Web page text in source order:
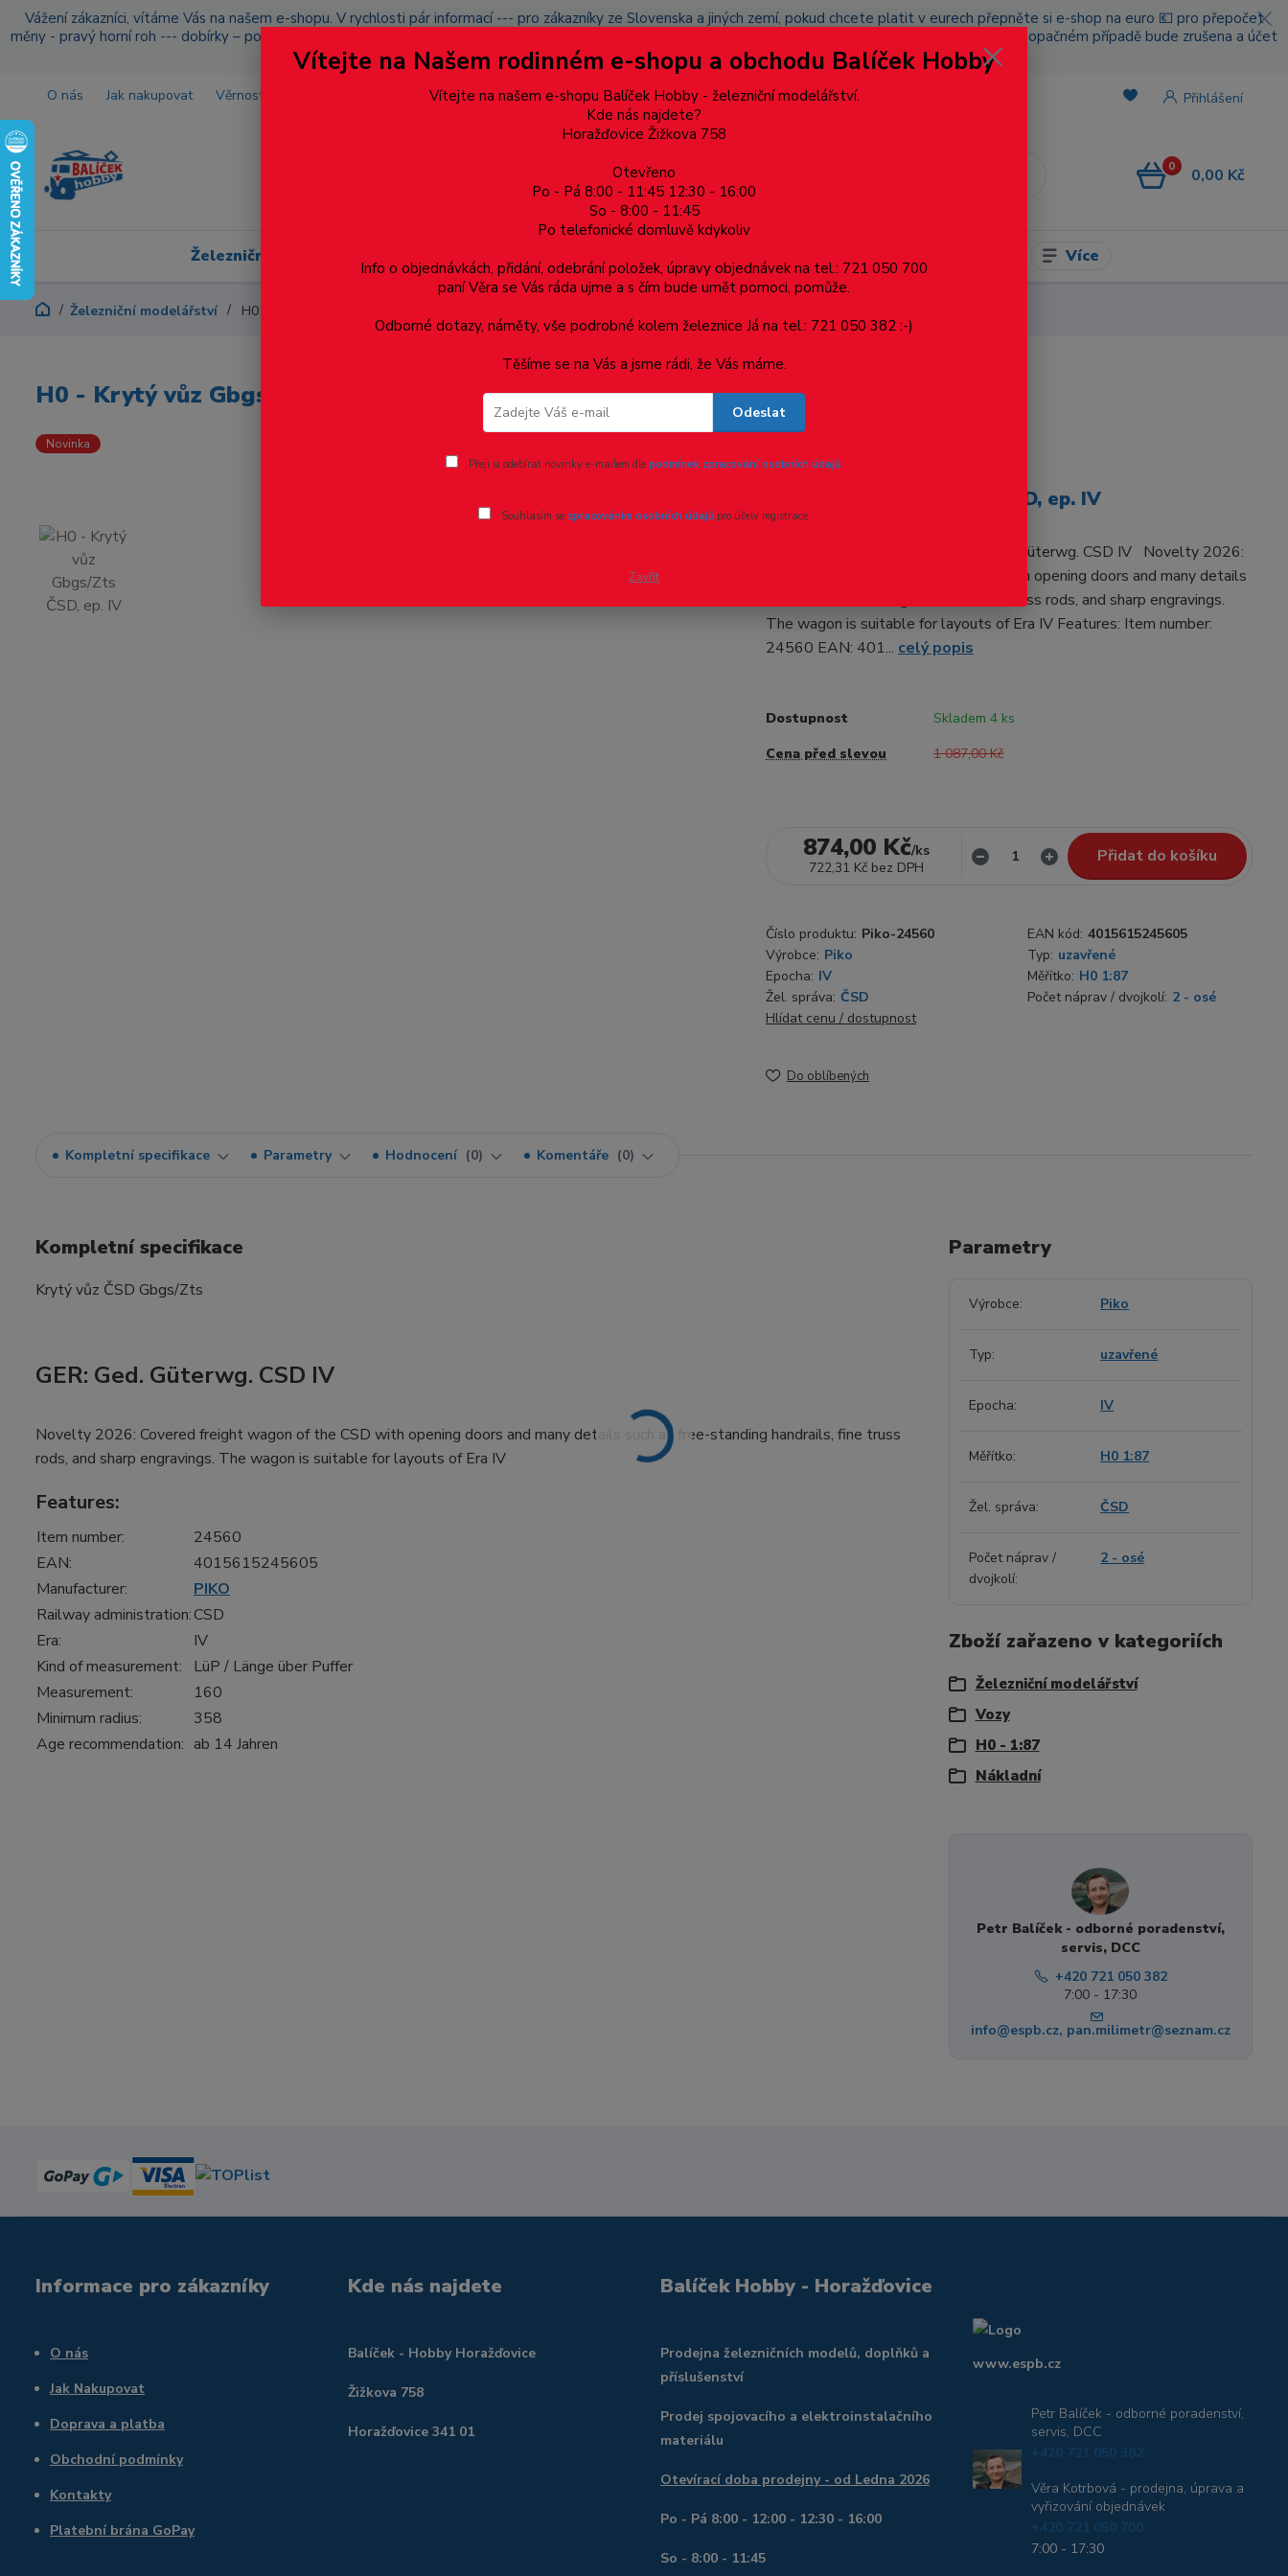
Vážení zákazníci, vítáme Vás na našem e-shopu. V rychlosti pár informací --- pro zákazníky ze Slovenska a jiných zemí, pokud chcete platit v eurech přepněte si e-shop na euro 💶 pro přepočet
měny - pravý horní roh --- dobírky – pokud si z nějakého důvodu zásilku nevyzvednete, bude po domluvě zaslána znovu s opětovnou platbou za poštovné, v opačném případě bude zrušena a účet
přidán na blacklist a rušeny následující objednávky.
O nás Jak nakupovat Věrnostní program Doprava a platba Více Přihlášení
0 0,00 Kč
Železniční modelářství Dárkové poukazy, upomínkové předměty Více
Železniční modelářství H0 - Krytý vůz Gbgs/Zts ČSD, ep. IV
H0 - Krytý vůz Gbgs/Zts ČSD, ep. IV
Novinka
- 20 %
H0 - Krytý vůz Gbgs/Zts ČSD, ep. IV
Krytý vůz ČSD Gbgs/Zts GER: Ged. Güterwg. CSD IV Novelty 2026:
Covered freight wagon of the CSD with opening doors and many details
such as free-standing handrails, fine truss rods, and sharp engravings.
The wagon is suitable for layouts of Era IV Features: Item number:
24560 EAN: 401... celý popis
Dostupnost
Skladem 4 ks
Cena před slevou
1 087,00 Kč
874,00 Kč/ks
722,31 Kč bez DPH
Přidat do košíku
Číslo produktu: Piko-24560 EAN kód: 4015615245605
Výrobce: Piko Typ: uzavřené
Epocha: IV Měřítko: H0 1:87
Žel. správa: ČSD Počet náprav / dvojkolí: 2 - osé
Hlídat cenu / dostupnost
Do oblíbených
Kompletní specifikace Parametry Hodnocení 0 Komentáře 0
Kompletní specifikace
Krytý vůz ČSD Gbgs/Zts
GER: Ged. Güterwg. CSD IV
Novelty 2026: Covered freight wagon of the CSD with opening doors and many details such as free-standing handrails, fine truss
rods, and sharp engravings. The wagon is suitable for layouts of Era IV
Features:
Item number:
24560
EAN:
4015615245605
Manufacturer:
PIKO
Railway administration:CSD
Era:
IV
Kind of measurement:
LüP / Länge über Puffer
Measurement:
160
Minimum radius:
358
Age recommendation: ab 14 Jahren
Parametry
Výrobce Piko
Typ uzavřené
Epocha IV
Měřítko H0 1:87
Žel. správa ČSD
Počet náprav /
dvojkolí
2 - osé
Zboží zařazeno v kategoriích
Železniční modelářství
Vozy
H0 - 1:87
Nákladní
Petr Balíček - odborné poradenství,
servis, DCC
+420 721 050 382
7:00 - 17:30
info@espb.cz, pan.milimetr@seznam.cz
Informace pro zákazníky
O nás
Jak Nakupovat
Doprava a platba
Obchodní podmínky
Kontakty
Platební brána GoPay
Kde nás najdete
Balíček - Hobby Horažďovice
Žižkova 758
Horažďovice 341 01
Balíček Hobby - Horažďovice
Prodejna železničních modelů, doplňků a
příslušenství
Prodej spojovacího a elektroinstalačního
materiálu
Otevírací doba prodejny - od Ledna 2026
Po - Pá 8:00 - 12:00 - 12:30 - 16:00
So - 8:00 - 11:45
www.espb.cz
Petr Balíček - odborné poradenství,
servis, DCC
+420 721 050 382
Věra Kotrbová - prodejna, úprava a
vyřizování objednávek
+420 721 050 700
7:00 - 17:30
Vítejte na Našem rodinném e-shopu a obchodu Balíček Hobby
Vítejte na našem e-shopu Balíček Hobby - železniční modelářství.
Kde nás najdete?
Horažďovice Žižkova 758
Otevřeno
Po - Pá 8:00 - 11:45 12:30 - 16:00
So - 8:00 - 11:45
Po telefonické domluvě kdykoliv
Info o objednávkách, přidání, odebrání položek, úpravy objednávek na tel.: 721 050 700
paní Věra se Vás ráda ujme a s čím bude umět pomoci, pomůže.
Odborné dotazy, náměty, vše podrobné kolem železnice Já na tel.: 721 050 382 :-)
Těšíme se na Vás a jsme rádi, že Vás máme.
Odeslat
Přeji si odebírat novinky e-mailem dle podmínek zpracování osobních údajů.
Souhlasím se zpracováním osobních údajůpro účely registrace.
Zavřít